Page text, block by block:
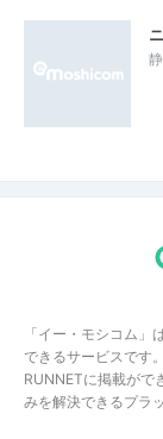
「イー・モシコム
できるサービスです。
RUNNETに掲載がで
みを解決できるプラ